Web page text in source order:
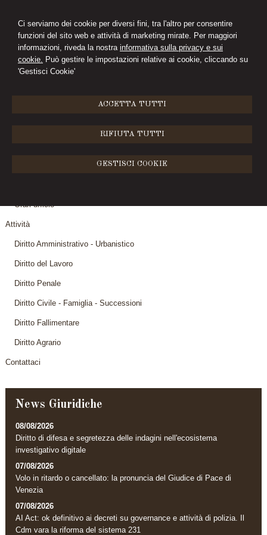
Ci serviamo dei cookie per diversi fini, tra l'altro per consentire
funzioni del sito web e attività di marketing mirate. Per maggiori
informazioni, riveda la nostra informativa sulla privacy e sui
cookie. Può gestire le impostazioni relative ai cookie, cliccando su
'Gestisci Cookie'
ACCETTA TUTTI
RIFIUTA TUTTI
GESTISCI COOKIE
CIMINI&FERRARI
STUDIO LEGALE
Orari ufficio
Attività
Diritto Amministrativo - Urbanistico
Diritto del Lavoro
Diritto Penale
Diritto Civile - Famiglia - Successioni
Diritto Fallimentare
Diritto Agrario
Contattaci
News Giuridiche
08/08/2026
Diritto di difesa e segretezza delle indagini nell'ecosistema
investigativo digitale
07/08/2026
Volo in ritardo o cancellato: la pronuncia del Giudice di Pace di
Venezia
07/08/2026
AI Act: ok definitivo ai decreti su governance e attività di polizia. Il
Cdm vara la riforma del sistema 231